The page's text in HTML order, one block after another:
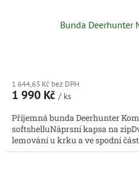
Bunda Deerhunter
1 644,63 Kč bez DPH
1 990 Kč / ks
Příjemná bunda Deerhunter
softshelluNáprsní kapsa na
lemování u krku a ve spodní